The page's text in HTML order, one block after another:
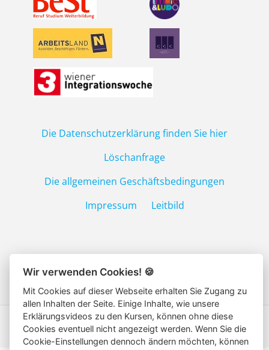
Y
Die Datenschutzerklärung finden Sie hier
Löschanfrage
Die allgemeinen Geschäftsbedingungen
Impressum
Leitbild
Wir verwenden Cookies! 🍪
Mit Cookies auf dieser Webseite erhalten Sie Zugang zu
allen Inhalten der Seite. Einige Inhalte, wie unsere
Erklärungsvideos zu den Kursen, können ohne diese
Cookies eventuell nicht angezeigt werden. Wenn Sie die
Cookie-Einstellungen dennoch ändern möchten, können